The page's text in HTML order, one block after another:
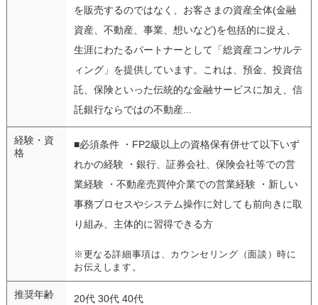
を販売するのではなく、お客さまの資産全体(金融
資産、不動産、事業、想いなど)を包括的に捉え、
生涯にわたるパートナーとして「総資産コンサルテ
ィング」を提供しています。これは、預金、投資信
託、保険といった伝統的な金融サービスに加え、信
託銀行ならではの不動産...
経験・資
格
■必須条件 ・FP2級以上の資格保有併せて以下いず
れかの経験 ・銀行、証券会社、保険会社等での営
業経験 ・不動産売買仲介業での営業経験 ・新しい
事務プロセスやシステム操作に対しても前向きに取
り組み、主体的に習得できる方
※更なる詳細事項は、カウンセリング（面談）時に
お伝えします。
推奨年齢 20代 30代 40代